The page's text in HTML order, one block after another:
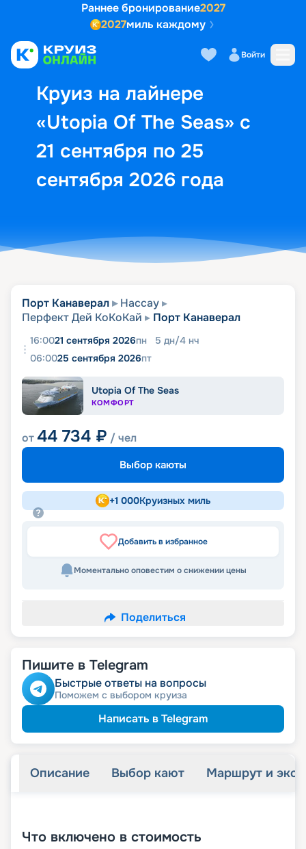
Раннее бронирование2027
2027миль каждому
Войти
Круиз на лайнере
«Utopia Of The Seas» с
21 сентября по 25
сентября 2026 года
Выбор кают Маршрут и
Порт Канаверал
Нассау
Перфект Дей КоКоКай
Порт Канаверал
16:0021 сентября 2026пн 5 дн/4 нч
06:0025 сентября 2026пт
Utopia Of The Seas
КОМФОРТ
от44 734 ₽ / чел
Выбор каюты
+1 000Круизных миль
Добавить в избранное
Моментально оповестим о снижении цены
Поделиться
Пишите в Telegram
Быстрые ответы на вопросы
Поможем с выбором круиза
Написать в Telegram
Описание Выбор кают Маршрут и
Что включено в стоимость